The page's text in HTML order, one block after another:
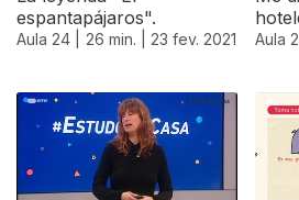
espantapájaros".
Aula 24 | 26 min. | 23 fev. 2021 Aula